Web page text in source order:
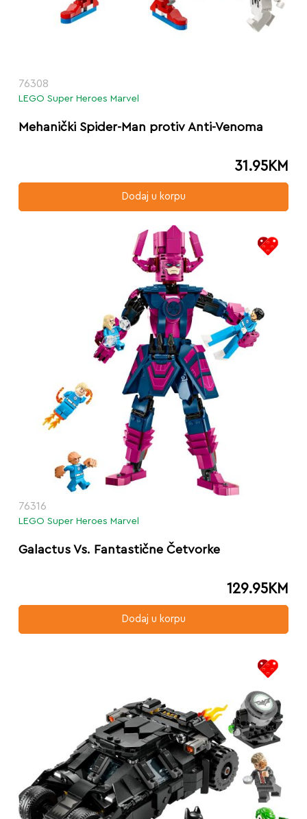
76308
LEGO Super Heroes Marvel
Mehanički Spider-Man protiv Anti-Venoma
31.95KM
Dodaj u korpu
76316
LEGO Super Heroes Marvel
Galactus Vs. Fantastične Četvorke
129.95KM
Dodaj u korpu